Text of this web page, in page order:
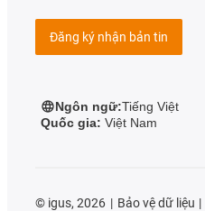
Đăng ký nhận bản tin
Ngôn ngữ:Tiếng Việt
Quốc gia: Việt Nam
© igus, 2026 Bảo vệ dữ liệu